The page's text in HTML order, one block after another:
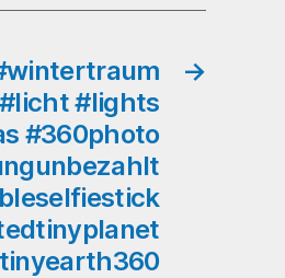
→
#lights
#360photo